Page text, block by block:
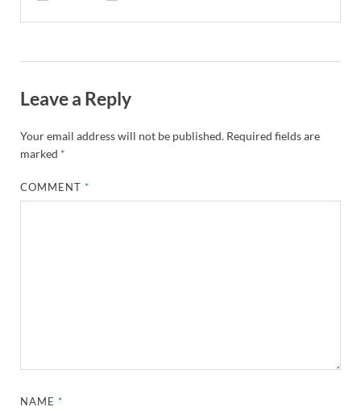
Leave a Reply
Your email address will not be published. Required fields are
marked *
COMMENT*
NAME*